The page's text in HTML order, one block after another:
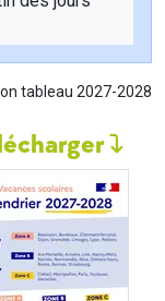
tableau 2027-2028